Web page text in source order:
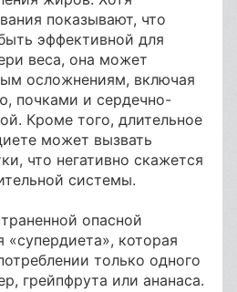
показывают, что
эффективной для
веса, она может
осложнениям, включая
почками и сердечно-
Кроме того, длительное
может вызвать
что негативно скажется
системы.
опасной
«супердиета», которая
только одного
грейпфрута или ананаса.